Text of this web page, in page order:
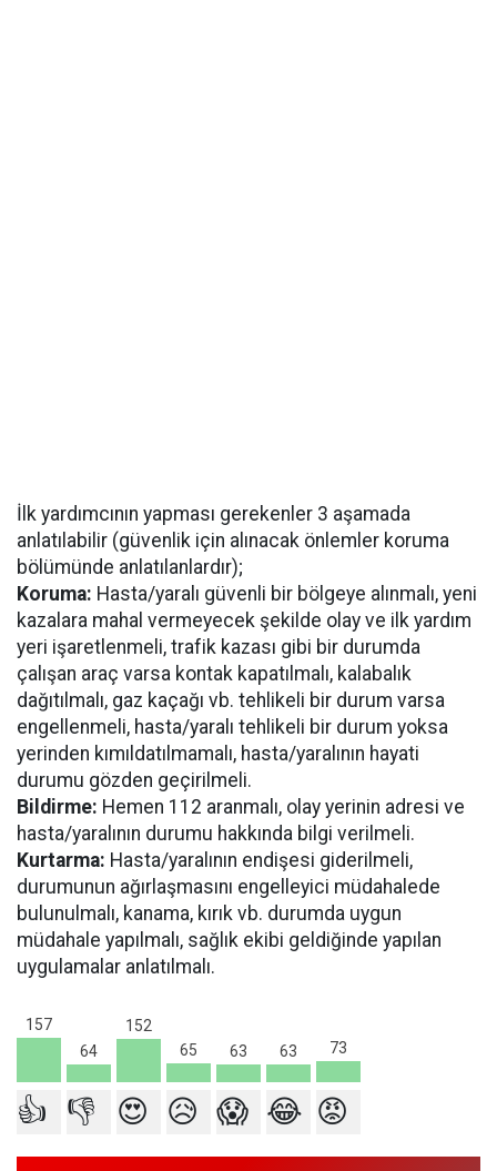
İlk yardımcının yapması gerekenler 3 aşamada
anlatılabilir (güvenlik için alınacak önlemler koruma
bölümünde anlatılanlardır);
Koruma: Hasta/yaralı güvenli bir bölgeye alınmalı, yeni
kazalara mahal vermeyecek şekilde olay ve ilk yardım
yeri işaretlenmeli, trafik kazası gibi bir durumda
çalışan araç varsa kontak kapatılmalı, kalabalık
dağıtılmalı, gaz kaçağı vb. tehlikeli bir durum varsa
engellenmeli, hasta/yaralı tehlikeli bir durum yoksa
yerinden kımıldatılmamalı, hasta/yaralının hayati
durumu gözden geçirilmeli.
Bildirme: Hemen 112 aranmalı, olay yerinin adresi ve
hasta/yaralının durumu hakkında bilgi verilmeli.
Kurtarma: Hasta/yaralının endişesi giderilmeli,
durumunun ağırlaşmasını engelleyici müdahalede
bulunulmalı, kanama, kırık vb. durumda uygun
müdahale yapılmalı, sağlık ekibi geldiğinde yapılan
uygulamalar anlatılmalı.
157
64
152
65
63 63 73
👍 👎 😍 😥 😱 😂 😡